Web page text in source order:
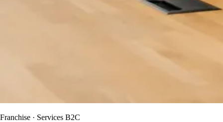
Franchise · Services B2C